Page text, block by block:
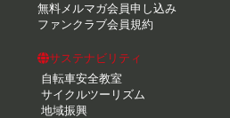
無料メルマガ会員申し込み
ファンクラブ会員規約
サステナビリティ
自転車安全教室
サイクルツーリズム
地域振興